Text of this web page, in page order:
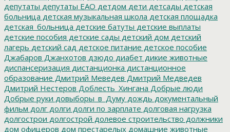
депутаты депутаты ЕАО детдом дети детсады детская
больница детская музыкальная школа детская площадка
детская_больница детские батуты детские выплаты
детские пособия детские сады детский дом детский
лагерь детский сад детское питание детское пособие
Джабаров Джанхотов дзюдо диабет дикие животные
диспансеризация дистанционка дистанционное
образование Дмитрий Меведев Дмитрий Медведев
Дмитрий Нестеров Доблесть_Хингана Добрые люди
Добрые руки довыборы_в_Думу дождь документальный
фильм долг долги долги по зарплате долговая нагрузка
долгострои долгострой долевое строительство должники
дом офицеров дом престарелых домашние животные